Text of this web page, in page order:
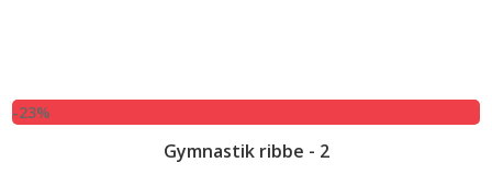
-23%
Gymnastik ribbe - 2